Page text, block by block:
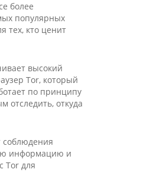
более
популярных
тех, кто ценит
высокий
Tor, который
по принципу
отследить, откуда
соблюдения
информацию и
Tor для